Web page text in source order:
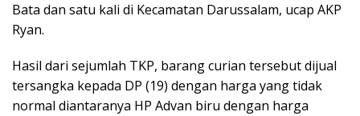
Bata dan satu kali di Kecamatan Darussalam, ucap AKP
Ryan.
Hasil dari sejumlah TKP, barang curian tersebut dijual
tersangka kepada DP (19) dengan harga yang tidak
normal diantaranya HP Advan biru dengan harga